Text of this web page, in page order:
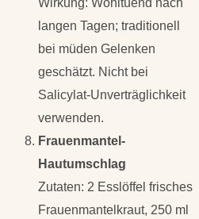
Wirkung: Wohltuend nach
langen Tagen; traditionell
bei müden Gelenken
geschätzt. Nicht bei
Salicylat-Unverträglichkeit
verwenden.
Frauenmantel-
Hautumschlag
Zutaten: 2 Esslöffel frisches
Frauenmantelkraut, 250 ml